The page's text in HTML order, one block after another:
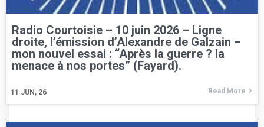
Radio Courtoisie – 10 juin 2026 – Ligne
droite, l’émission d’Alexandre de Galzain –
mon nouvel essai : “Après la guerre ? la
menace à nos portes” (Fayard).
11 JUN, 26 Read More